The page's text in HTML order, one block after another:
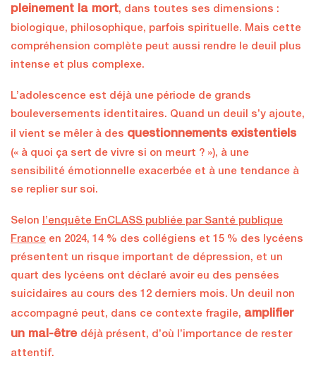
pleinement la mort, dans toutes ses dimensions :
biologique, philosophique, parfois spirituelle. Mais cette
compréhension complète peut aussi rendre le deuil plus
intense et plus complexe.
L’adolescence est déjà une période de grands
bouleversements identitaires. Quand un deuil s’y ajoute,
il vient se mêler à des questionnements existentiels
(« à quoi ça sert de vivre si on meurt ? »), à une
sensibilité émotionnelle exacerbée et à une tendance à
se replier sur soi.
Selon
l’enquête EnCLASS publiée par Santé publique
France en 2024, 14 % des collégiens et 15 % des lycéens
présentent un risque important de dépression, et un
quart des lycéens ont déclaré avoir eu des pensées
suicidaires au cours des 12 derniers mois. Un deuil non
accompagné peut, dans ce contexte fragile, amplifier
un mal-être déjà présent, d’où l’importance de rester
attentif.